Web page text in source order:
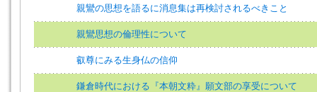
親鸞の思想を語るに消息集は再検討されるべきこと
親鸞思想の倫理性について
叡尊にみる生身仏の信仰
鎌倉時代における『本朝文粋』願文部の享受について